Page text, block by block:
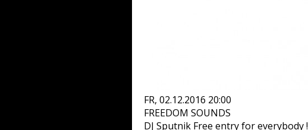
FR, 02.12.2016 20:00
FREEDOM SOUNDS
DJ Sputnik Free entry for everybody !